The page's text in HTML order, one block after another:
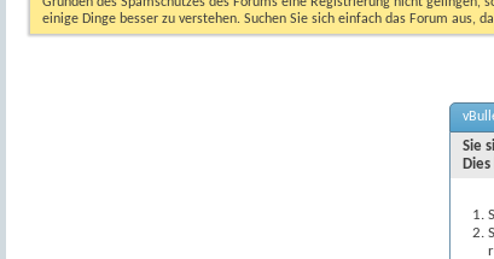
einige Dinge besser zu verstehen. Suchen Sie sich einfach das Forum
Sie